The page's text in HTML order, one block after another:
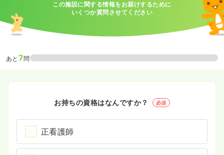
この施設に関する情報をお届けするために
いくつか質問させてください
あと 7問
お持ちの資格はなんですか？ 必須
正看護師